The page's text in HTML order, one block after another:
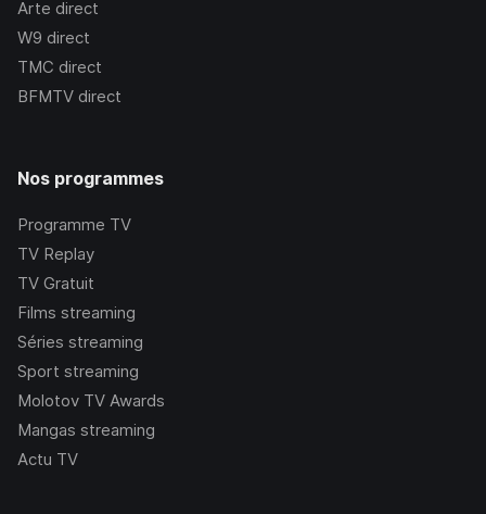
Arte direct
W9 direct
TMC direct
BFMTV direct
Nos programmes
Programme TV
TV Replay
TV Gratuit
Films streaming
Séries streaming
Sport streaming
Molotov TV Awards
Mangas streaming
Actu TV